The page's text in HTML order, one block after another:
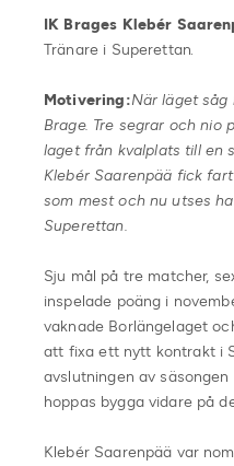
IK Brages Klebér
Tränare i Superettan.
Motivering:När läget såg
Brage. Tre segrar och nio
laget från kvalplats till en
Klebér Saarenpää fick
som mest och nu utses
Superettan.
Sju mål på tre matcher,
inspelade poäng i
vaknade Borlängelaget
att fixa ett nytt kontrakt i
avslutningen av
hoppas bygga vidare på
Klebér Saarenpää var